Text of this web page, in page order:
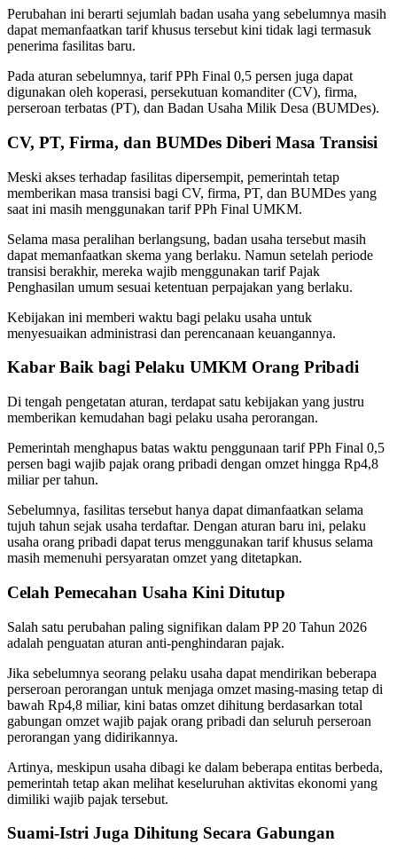
Perubahan ini berarti sejumlah badan usaha yang sebelumnya masih
dapat memanfaatkan tarif khusus tersebut kini tidak lagi termasuk
penerima fasilitas baru.
Pada aturan sebelumnya, tarif PPh Final 0,5 persen juga dapat
digunakan oleh koperasi, persekutuan komanditer (CV), firma,
perseroan terbatas (PT), dan Badan Usaha Milik Desa (BUMDes).
CV, PT, Firma, dan BUMDes Diberi Masa Transisi
Meski akses terhadap fasilitas dipersempit, pemerintah tetap
memberikan masa transisi bagi CV, firma, PT, dan BUMDes yang
saat ini masih menggunakan tarif PPh Final UMKM.
Selama masa peralihan berlangsung, badan usaha tersebut masih
dapat memanfaatkan skema yang berlaku. Namun setelah periode
transisi berakhir, mereka wajib menggunakan tarif Pajak
Penghasilan umum sesuai ketentuan perpajakan yang berlaku.
Kebijakan ini memberi waktu bagi pelaku usaha untuk
menyesuaikan administrasi dan perencanaan keuangannya.
Kabar Baik bagi Pelaku UMKM Orang Pribadi
Di tengah pengetatan aturan, terdapat satu kebijakan yang justru
memberikan kemudahan bagi pelaku usaha perorangan.
Pemerintah menghapus batas waktu penggunaan tarif PPh Final 0,5
persen bagi wajib pajak orang pribadi dengan omzet hingga Rp4,8
miliar per tahun.
Sebelumnya, fasilitas tersebut hanya dapat dimanfaatkan selama
tujuh tahun sejak usaha terdaftar. Dengan aturan baru ini, pelaku
usaha orang pribadi dapat terus menggunakan tarif khusus selama
masih memenuhi persyaratan omzet yang ditetapkan.
Celah Pemecahan Usaha Kini Ditutup
Salah satu perubahan paling signifikan dalam PP 20 Tahun 2026
adalah penguatan aturan anti-penghindaran pajak.
Jika sebelumnya seorang pelaku usaha dapat mendirikan beberapa
perseroan perorangan untuk menjaga omzet masing-masing tetap di
bawah Rp4,8 miliar, kini batas omzet dihitung berdasarkan total
gabungan omzet wajib pajak orang pribadi dan seluruh perseroan
perorangan yang didirikannya.
Artinya, meskipun usaha dibagi ke dalam beberapa entitas berbeda,
pemerintah tetap akan melihat keseluruhan aktivitas ekonomi yang
dimiliki wajib pajak tersebut.
Suami-Istri Juga Dihitung Secara Gabungan